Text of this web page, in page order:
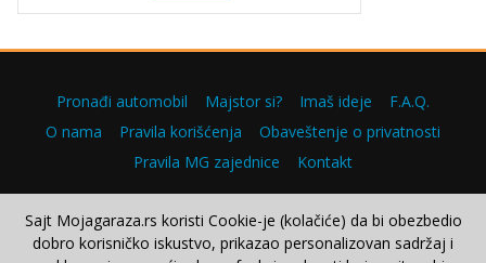
Pronađi automobil Majstor si? Imaš ideje
F.A.Q.
O nama
Pravila korišćenja
Obaveštenje o privatnosti
Pravila MG zajednice
Kontakt
Copyright © 2000–2026.
Sajt Mojagaraza.rs koristi Cookie-je (kolačiće) da bi obezbedio
dobro korisničko iskustvo, prikazao personalizovan sadržaj i